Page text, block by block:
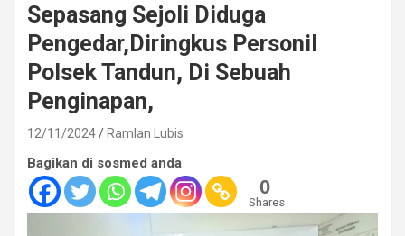
Sepasang Sejoli Diduga
Pengedar,Diringkus Personil
Polsek Tandun, Di Sebuah
Penginapan,
12/11/2024 Ramlan Lubis
Bagikan di sosmed anda
0
Shares